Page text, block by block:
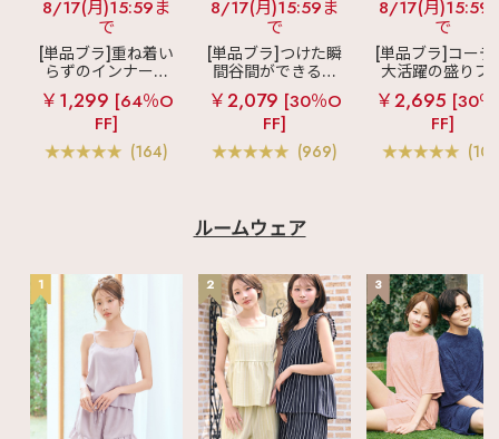
8/17(月)15:59ま
で
[単品ブラ]重ね着い
らずのインナーブ
ラ
リッチバスト
ブラトップ (ワイヤ
ー入り)
￥1,299 [64％O
FF]
(164)
8/17(月)15:59ま
で
[単品ブラ]つけた瞬
間谷間ができるシ
ームレスブラ
超
盛ブラ(R) シームレ
ス 単品ブラジャー
￥2,079 [30％O
FF]
(969)
8/17(月)15:59
で
[単品ブラ]コーデ
大活躍の盛りブ
ショートレン
ス ブラトップ 超
ブラ(R) 単品ブ
ャー
￥2,695 [30
FF]
ルームウェア
1 2 3